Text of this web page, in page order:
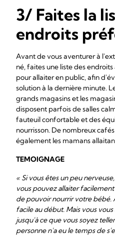
3/ Faites la
endroits
Avant de vous aventurer à
né, faites une liste des
pour allaiter en public, afin
solution à la dernière minute.
grands magasins et les
disposent parfois de salles
fauteuil confortable et des
nourrisson. De nombreux
également les mamans
TEMOIGNAGE
« Si vous êtes un peu
vous pouvez allaiter
de pouvoir nourrir votre bébé.
facile au début. Mais vous
jusqu'à ce que vous soyez
personne n'a eu le temps de